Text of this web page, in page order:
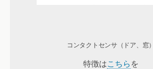
コンタクトセンサ（ドア、窓）
特徴はこちら を